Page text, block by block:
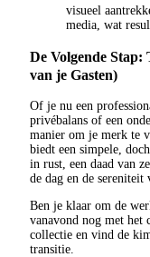
visueel
media, wat
De Volgende
van je Gasten)
Of je nu een
privébalans of een
manier om je merk te
biedt een simpele,
in rust, een daad van
de dag en de sereniteit
Ben je klaar om de
vanavond nog met het
collectie en vind de
transitie.